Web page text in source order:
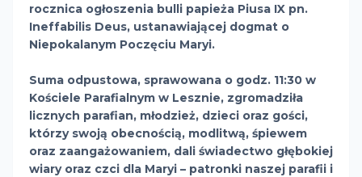
rocznica ogłoszenia bulli papieża Piusa IX pn.
Ineffabilis Deus, ustanawiającej dogmat o
Niepokalanym Poczęciu Maryi.
Suma odpustowa, sprawowana o godz. 11:30 w
Kościele Parafialnym w Lesznie, zgromadziła
licznych parafian, młodzież, dzieci oraz gości,
którzy swoją obecnością, modlitwą, śpiewem
oraz zaangażowaniem, dali świadectwo głębokiej
wiary oraz czci dla Maryi – patronki naszej parafii i